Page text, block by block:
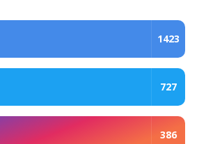
1423
727
386